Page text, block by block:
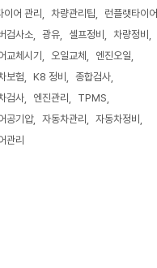
어 관리
차량관리팁
런플랫타이어
검사소
광유 셀프정비
차량정비
교체시기
오일교체
엔진오일
보험
K8 정비
종합검사
검사
엔진관리
TPMS
공기압
자동차관리
자동차정비
관리